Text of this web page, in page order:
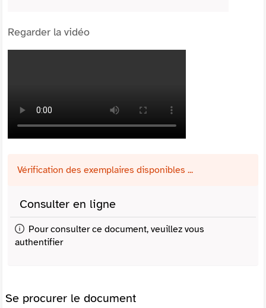
Regarder la vidéo
Vérification des exemplaires disponibles ...
Consulter en ligne
Pour consulter ce document, veuillez vous
authentifier
Se procurer le document